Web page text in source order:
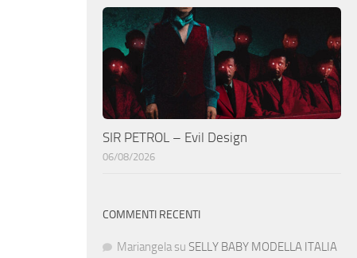
SIR PETROL – Evil Design
06/08/2026
COMMENTI RECENTI
Mariangela su SELLY BABY MODELLA ITALIA